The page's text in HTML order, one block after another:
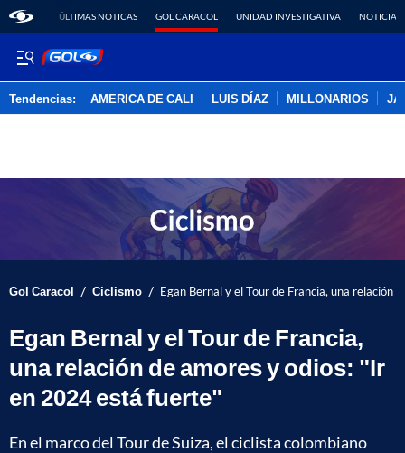
ÚLTIMAS NOTICAS GOL CARACOL UNIDAD INVESTIGATIVA NOTICIAS
Tendencias: AMERICA DE CALI LUIS DÍAZ MILLONARIOS
Gol Caracol / Ciclismo / Egan Bernal y el Tour de Francia, una relación
Egan Bernal y el Tour de Francia,
una relación de amores y odios: "Ir
en 2024 está fuerte"
En el marco del Tour de Suiza, el ciclista colombiano